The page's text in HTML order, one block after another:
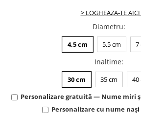
> LOGHEAZA-TE
Diametru:
4,5 cm 5,5 cm 7
Inaltime:
30 cm 35 cm
40
Personalizare gratuită — Nume miri
Personalizare cu nume nași